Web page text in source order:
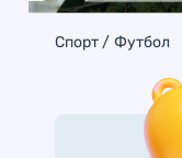
Спорт Футбол